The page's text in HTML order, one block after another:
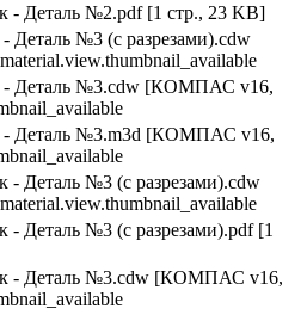
- Деталь №2.pdf [1 стр., 23 KB]
- Деталь №3 (с разрезами).cdw
- Деталь №3.cdw [КОМПАС v16,
- Деталь №3.m3d [КОМПАС v16,
- Деталь №3 (с разрезами).cdw
- Деталь №3 (с разрезами).pdf [1
- Деталь №3.cdw [КОМПАС v16,